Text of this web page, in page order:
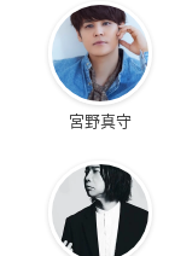
宮野真守